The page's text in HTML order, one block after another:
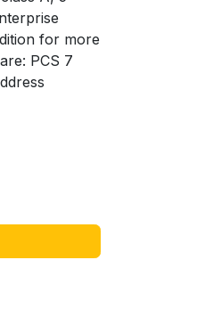
for more
PCS 7